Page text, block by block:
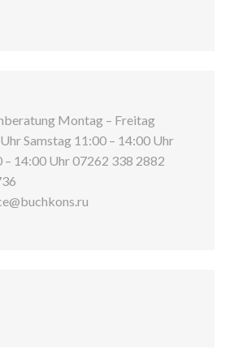
Montag – Freitag
Samstag 11:00 – 14:00 Uhr
– 14:00 Uhr 07262 338 2882